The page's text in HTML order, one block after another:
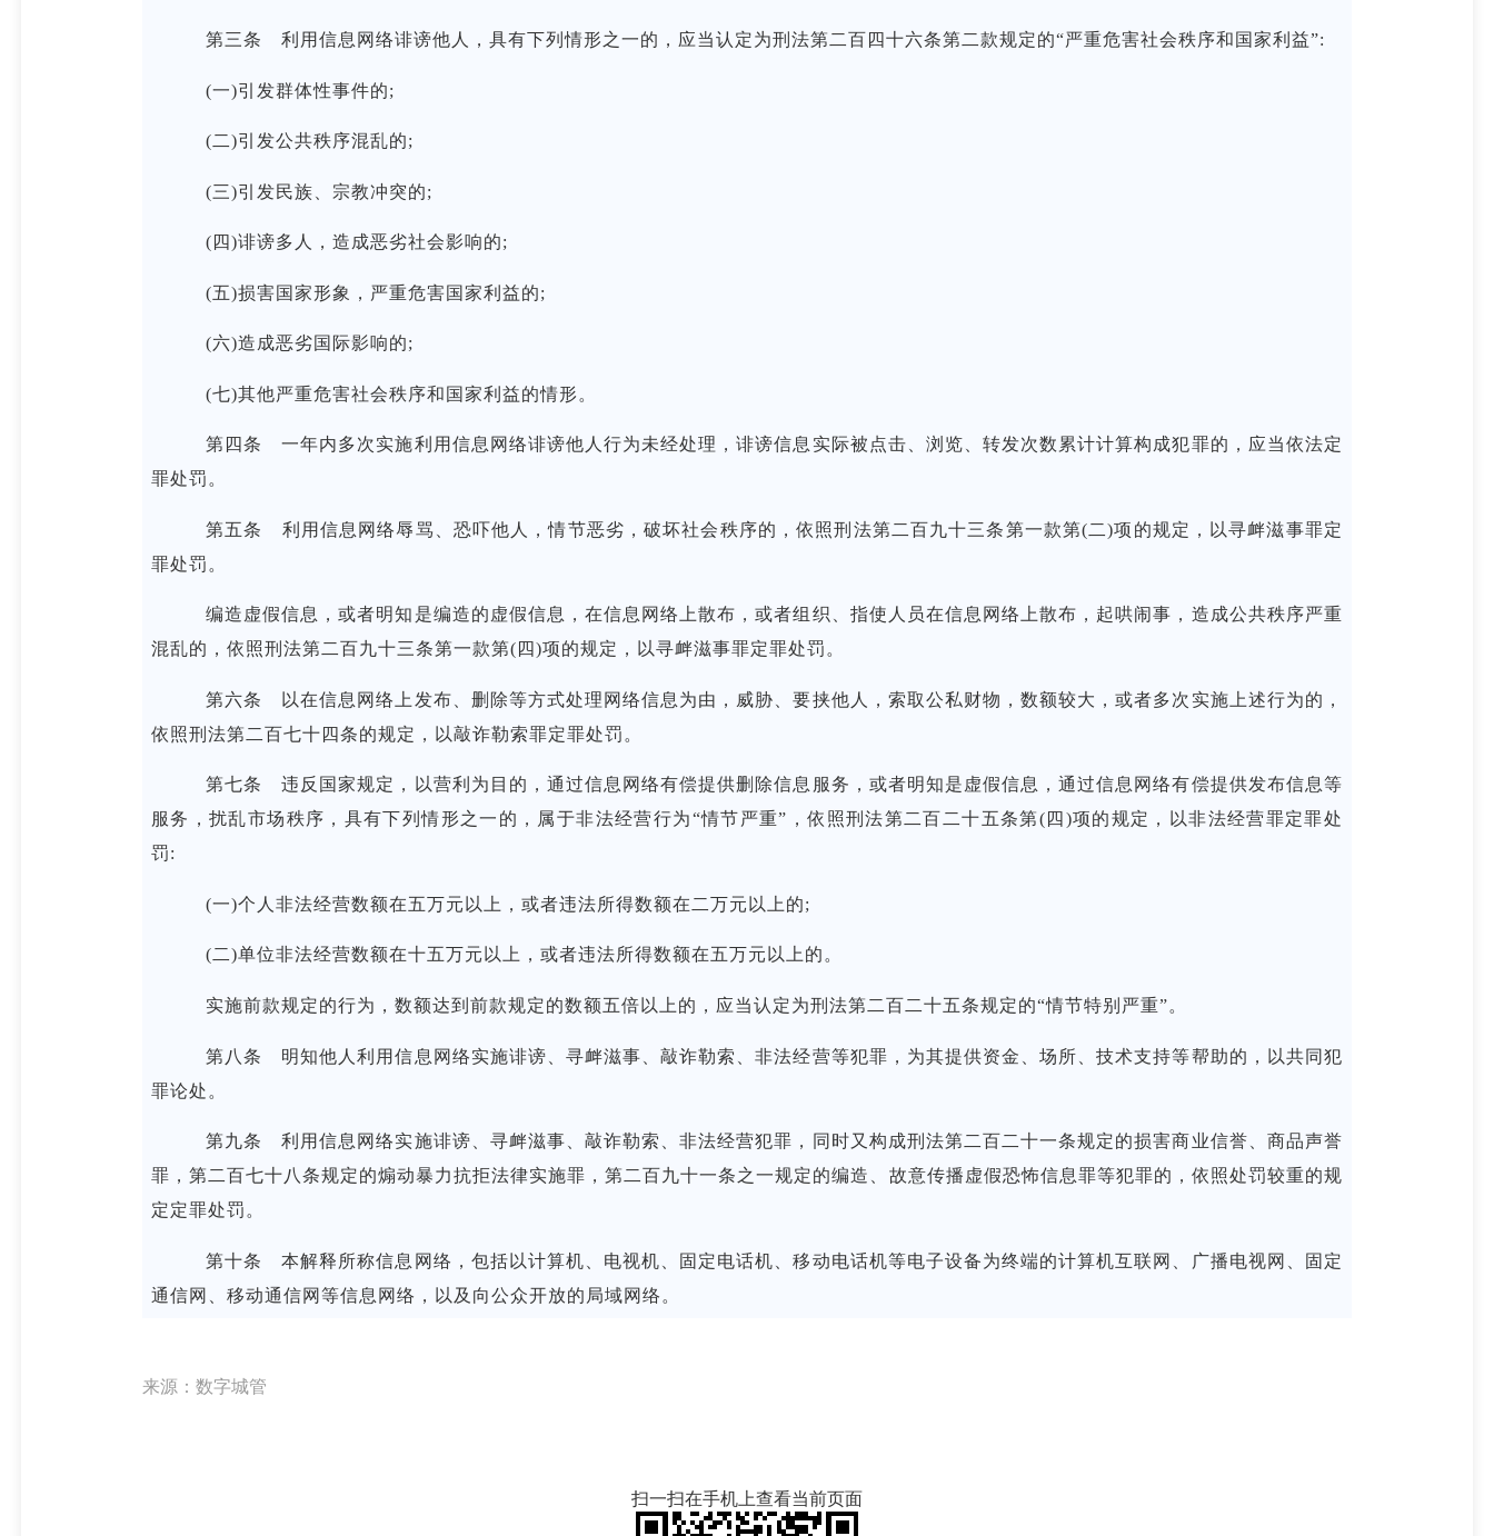
第三条 利用信息网络诽谤他人，具有下列情形之一的，应当认定为刑法第二百四十六条第二款规定的“严重危害社会秩序和国家利益”:
(一)引发群体性事件的;
(二)引发公共秩序混乱的;
(三)引发民族、宗教冲突的;
(四)诽谤多人，造成恶劣社会影响的;
(五)损害国家形象，严重危害国家利益的;
(六)造成恶劣国际影响的;
(七)其他严重危害社会秩序和国家利益的情形。
第四条 一年内多次实施利用信息网络诽谤他人行为未经处理，诽谤信息实际被点击、浏览、转发次数累计计算构成犯罪的，应当依法定
罪处罚。
第五条 利用信息网络辱骂、恐吓他人，情节恶劣，破坏社会秩序的，依照刑法第二百九十三条第一款第(二)项的规定，以寻衅滋事罪定
罪处罚。
编造虚假信息，或者明知是编造的虚假信息，在信息网络上散布，或者组织、指使人员在信息网络上散布，起哄闹事，造成公共秩序严重
混乱的，依照刑法第二百九十三条第一款第(四)项的规定，以寻衅滋事罪定罪处罚。
第六条 以在信息网络上发布、删除等方式处理网络信息为由，威胁、要挟他人，索取公私财物，数额较大，或者多次实施上述行为的，
依照刑法第二百七十四条的规定，以敲诈勒索罪定罪处罚。
第七条 违反国家规定，以营利为目的，通过信息网络有偿提供删除信息服务，或者明知是虚假信息，通过信息网络有偿提供发布信息等
服务，扰乱市场秩序，具有下列情形之一的，属于非法经营行为“情节严重”，依照刑法第二百二十五条第(四)项的规定，以非法经营罪定罪处
罚:
(一)个人非法经营数额在五万元以上，或者违法所得数额在二万元以上的;
(二)单位非法经营数额在十五万元以上，或者违法所得数额在五万元以上的。
实施前款规定的行为，数额达到前款规定的数额五倍以上的，应当认定为刑法第二百二十五条规定的“情节特别严重”。
第八条 明知他人利用信息网络实施诽谤、寻衅滋事、敲诈勒索、非法经营等犯罪，为其提供资金、场所、技术支持等帮助的，以共同犯
罪论处。
第九条 利用信息网络实施诽谤、寻衅滋事、敲诈勒索、非法经营犯罪，同时又构成刑法第二百二十一条规定的损害商业信誉、商品声誉
罪，第二百七十八条规定的煽动暴力抗拒法律实施罪，第二百九十一条之一规定的编造、故意传播虚假恐怖信息罪等犯罪的，依照处罚较重的规
定定罪处罚。
第十条 本解释所称信息网络，包括以计算机、电视机、固定电话机、移动电话机等电子设备为终端的计算机互联网、广播电视网、固定
通信网、移动通信网等信息网络，以及向公众开放的局域网络。
来源：数字城管
扫一扫在手机上查看当前页面